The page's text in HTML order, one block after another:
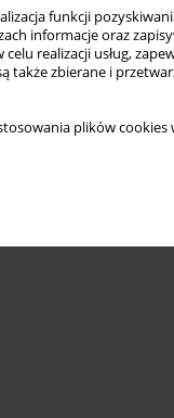
funkcji
informacje oraz
realizacji usług,
także zbierane i
plików